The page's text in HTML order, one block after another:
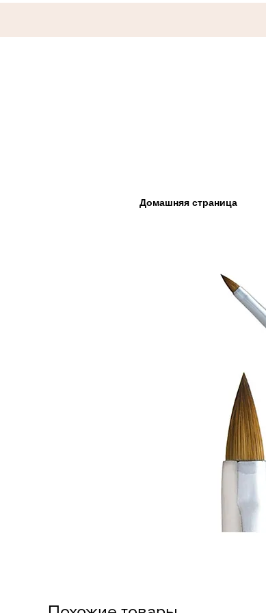
Домашняя страница